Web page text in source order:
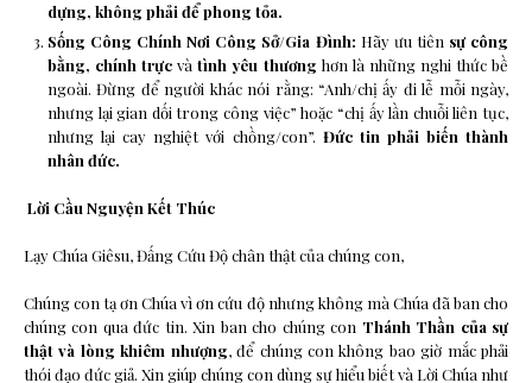
dựng, không phải để phong tỏa.
Sống Công Chính Nơi Công Sở/Gia Đình: Hãy ưu tiên sự công
bằng, chính trực vàtình yêu thương hơn là những nghi thức bề
ngoài. Đừng để người khác nói rằng: “Anh/chị ấy đi lễ mỗi ngày,
nhưng lại gian dối trong công việc” hoặc “chị ấy lần chuỗi liên tục,
nhưng lại cay nghiệt với chồng/con”. Đức tin phải biến thành
nhân đức.
Lời Cầu Nguyện Kết Thúc
Lạy Chúa Giêsu, Đấng Cứu Độ chân thật của chúng con,
Chúng con tạ ơn Chúa vì ơn cứu độ nhưng không mà Chúa đã ban cho
chúng con qua đức tin. Xin ban cho chúng con Thánh Thần của sự
thật và lòng khiêm nhượng, để chúng con không bao giờ mắc phải
thói đạo đức giả. Xin giúp chúng con dùng sự hiểu biết và Lời Chúa như